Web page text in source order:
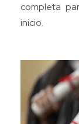
completa
inicio.